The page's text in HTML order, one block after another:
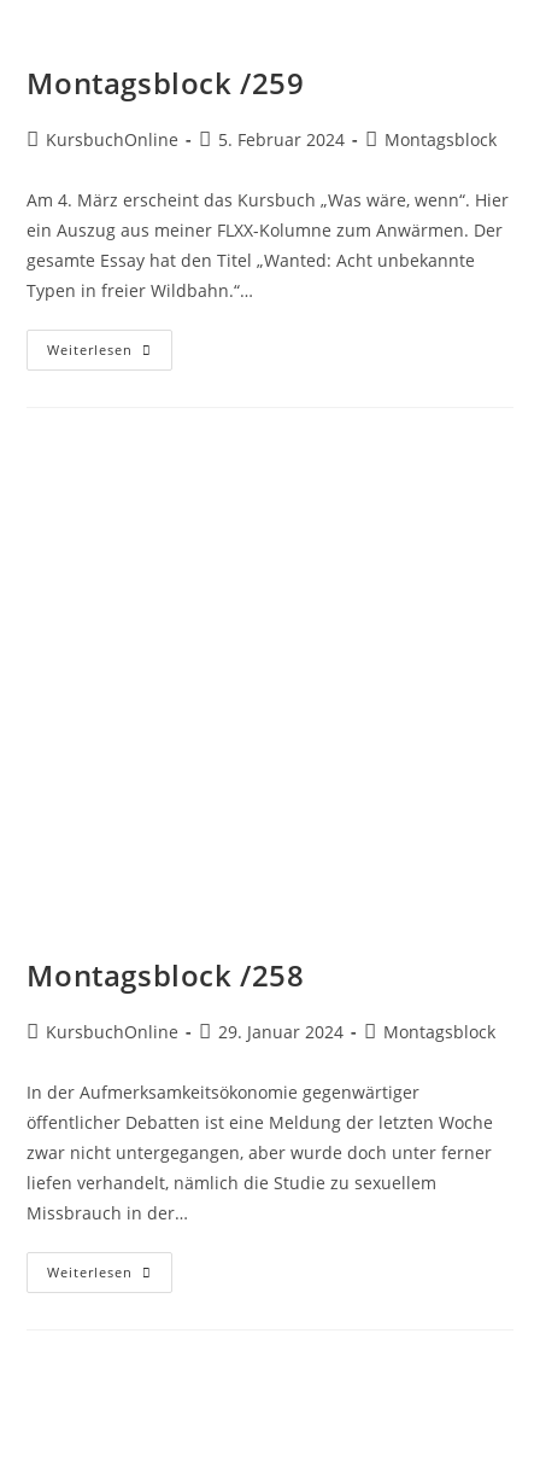
Montagsblock /259
KursbuchOnline 5. Februar 2024 Montagsblock
Am 4. März erscheint das Kursbuch „Was wäre, wenn“. Hier
ein Auszug aus meiner FLXX-Kolumne zum Anwärmen. Der
gesamte Essay hat den Titel „Wanted: Acht unbekannte
Typen in freier Wildbahn.“…
Weiterlesen
Montagsblock /258
KursbuchOnline 29. Januar 2024 Montagsblock
In der Aufmerksamkeitsökonomie gegenwärtiger
öffentlicher Debatten ist eine Meldung der letzten Woche
zwar nicht untergegangen, aber wurde doch unter ferner
liefen verhandelt, nämlich die Studie zu sexuellem
Missbrauch in der…
Weiterlesen